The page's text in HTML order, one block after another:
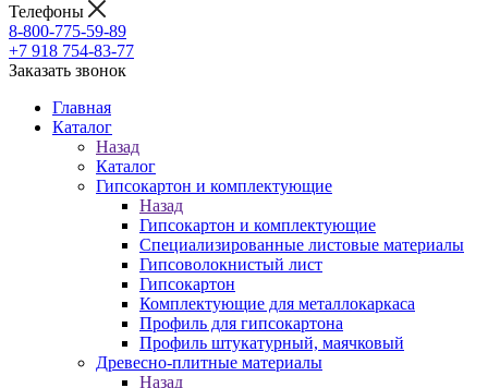
Телефоны
8-800-775-59-89
+7 918 754-83-77
Заказать звонок
Главная
Каталог
Назад
Каталог
Гипсокартон и комплектующие
Назад
Гипсокартон и комплектующие
Специализированные листовые материалы
Гипсоволокнистый лист
Гипсокартон
Комплектующие для металлокаркаса
Профиль для гипсокартона
Профиль штукатурный, маячковый
Древесно-плитные материалы
Назад